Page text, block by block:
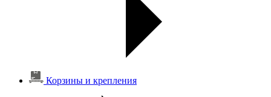
Корзины и крепления